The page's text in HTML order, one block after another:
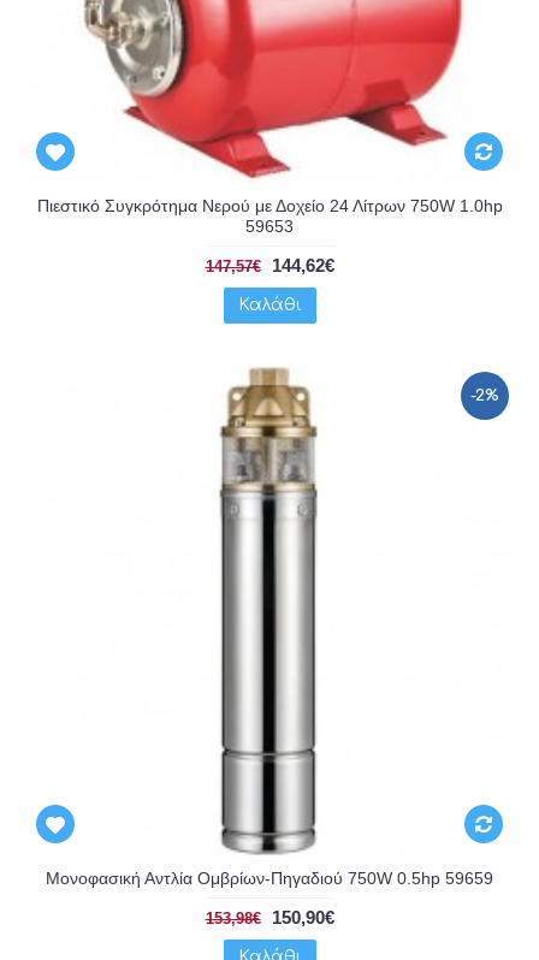
Πιεστικό Συγκρότημα Νερού με Δοχείο 24 Λίτρων 750W 1.0hp
59653
147,57€ 144,62€
Καλάθι
-2%
Μονοφασική Αντλία Ομβρίων-Πηγαδιού 750W 0.5hp 59659
153,98€ 150,90€